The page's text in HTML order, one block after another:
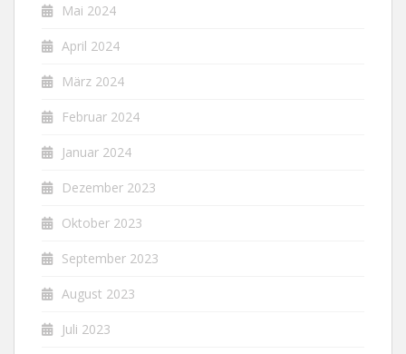
Mai 2024
April 2024
März 2024
Februar 2024
Januar 2024
Dezember 2023
Oktober 2023
September 2023
August 2023
Juli 2023